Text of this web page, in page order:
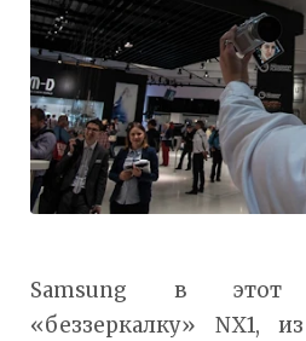
Samsung в этот
«беззеркалку» NX1,